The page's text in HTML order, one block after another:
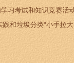
习考试和知识竞赛活动
和垃圾分类“小手拉